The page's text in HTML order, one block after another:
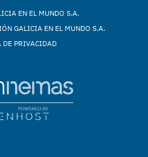
EN EL MUNDO S.A.
GALICIA EN EL MUNDO S.A.
DE PRIVACIDAD